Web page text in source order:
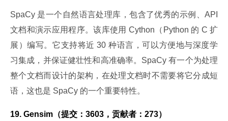
SpaCy 是一个自然语言处理库，包含了优秀的示例、API
文档和演示应用程序。该库使用 Cython（Python 的 C 扩
展）编写。它支持将近 30 种语言，可以方便地与深度学
习集成，并保证健壮性和高准确率。SpaCy 有一个为处理
整个文档而设计的架构，在处理文档时不需要将它分成短
语，这也是 SpaCy 的一个重要特性。
19. Gensim（提交：3603，贡献者：273）